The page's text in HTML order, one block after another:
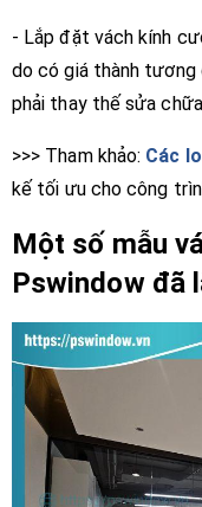
- Lắp đặt vách kính
do có giá thành tương
phải thay thế sửa
>>> Tham khảo: Các
kế tối ưu cho công
Một số mẫu
Pswindow đã